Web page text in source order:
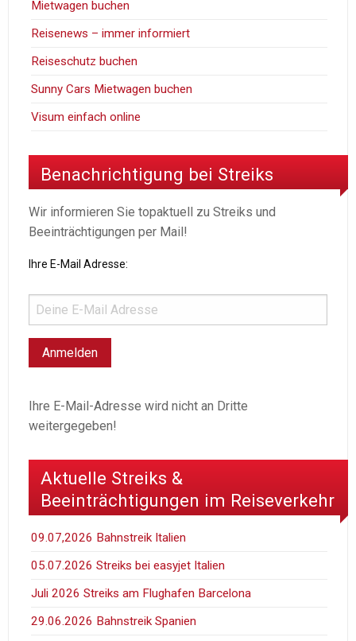
Mietwagen buchen
Reisenews – immer informiert
Reiseschutz buchen
Sunny Cars Mietwagen buchen
Visum einfach online
Benachrichtigung bei Streiks
Wir informieren Sie topaktuell zu Streiks und
Beeinträchtigungen per Mail!
Ihre E-Mail Adresse:
Ihre E-Mail-Adresse wird nicht an Dritte
weitergegeben!
Aktuelle Streiks &
Beeinträchtigungen im Reiseverkehr
09.07,2026 Bahnstreik Italien
05.07.2026 Streiks bei easyjet Italien
Juli 2026 Streiks am Flughafen Barcelona
29.06.2026 Bahnstreik Spanien